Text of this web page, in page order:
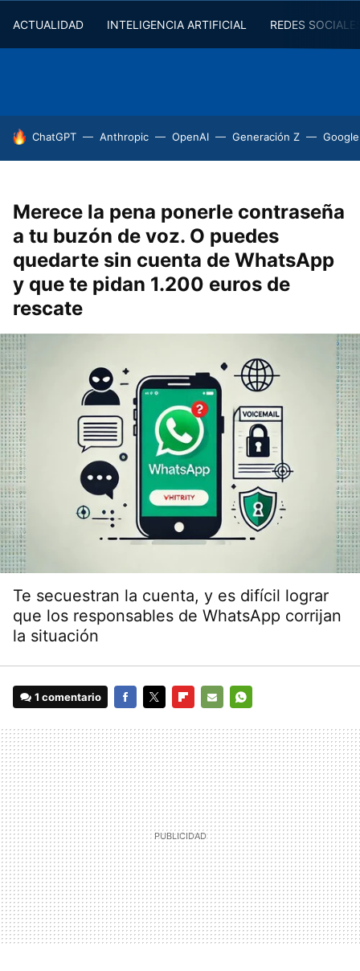
ACTUALIDAD INTELIGENCIA ARTIFICIAL REDES
HOY SE HABLA DE
ChatGPT Anthropic OpenAI Generación Z
Merece la pena ponerle contraseña
a tu buzón de voz. O puedes
quedarte sin cuenta de WhatsApp
y que te pidan 1.200 euros de
rescate
Te secuestran la cuenta, y es difícil lograr
que los responsables de WhatsApp corrijan
la situación
1 comentario
MAIL